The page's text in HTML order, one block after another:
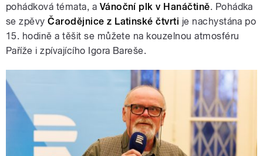
pohádková témata, a Vánoční plk v Hanáčtině. Pohádka
se zpěvy Čarodějnice z Latinské čtvrti je nachystána po
15. hodině a těšit se můžete na kouzelnou atmosféru
Paříže i zpívajícího Igora Bareše.